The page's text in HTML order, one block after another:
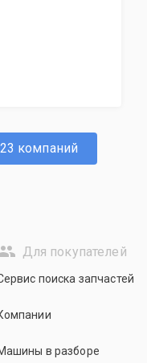
компаний
Для покупателей
поиска запчастей
в разборе